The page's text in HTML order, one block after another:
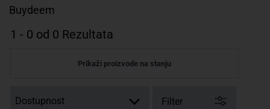
EAN
serijski
Buydeem
1 - 0 od 0 Rezultata
Prikaži proizvode na stanju
Filter